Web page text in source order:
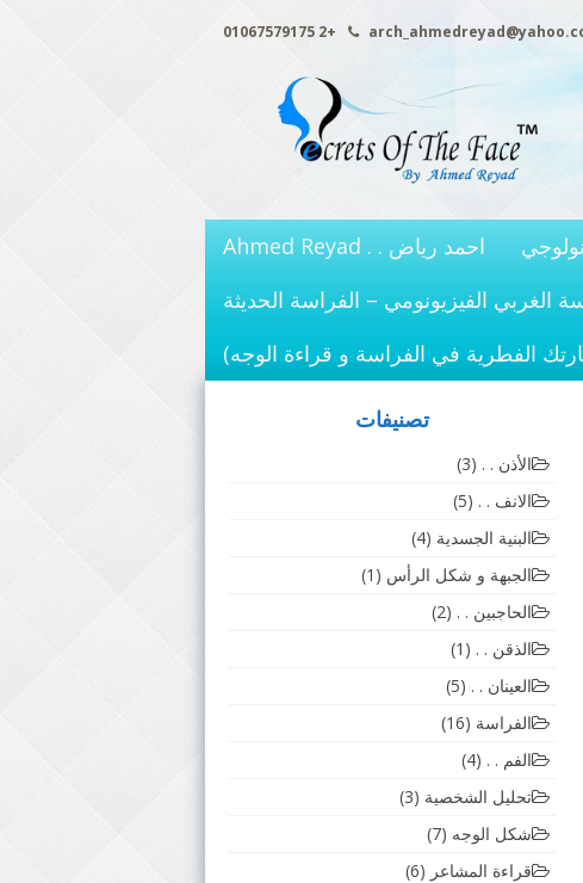
+2 01067579175
احمد رياض . . Ahmed Reyad
الغربي الفيزيونومي – الفراسة الحديثة
الفطرية في الفراسة و قراءة الوجه)
تصنيفات
الأذن . . (3)
الانف . . (5)
البنية الجسدية (4)
الجبهة و شكل الرأس (1)
الحاجبين . . (2)
الذقن . . (1)
العينان . . (5)
الفراسة (16)
الفم . . (4)
تحليل الشخصية (3)
شكل الوجه (7)
قراءة المشاعر (6)